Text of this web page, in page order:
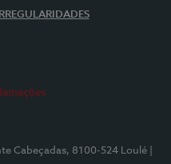
Cabeçadas, 8100-524 Loulé